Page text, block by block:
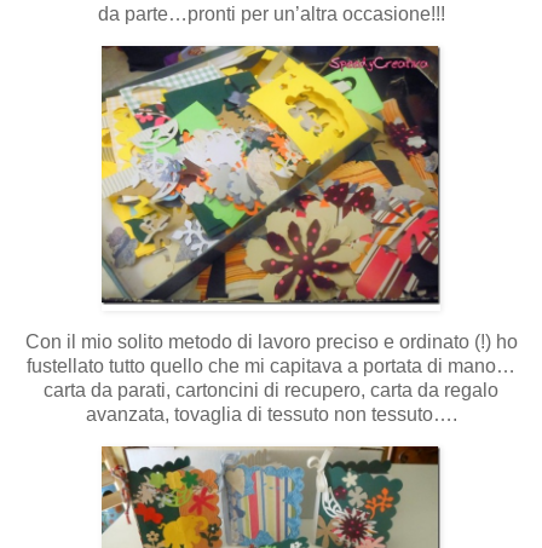
da parte…pronti per un’altra occasione!!!
Con il mio solito metodo di lavoro preciso e ordinato (!) ho
fustellato tutto quello che mi capitava a portata di mano…
carta da parati, cartoncini di recupero, carta da regalo
avanzata, tovaglia di tessuto non tessuto….